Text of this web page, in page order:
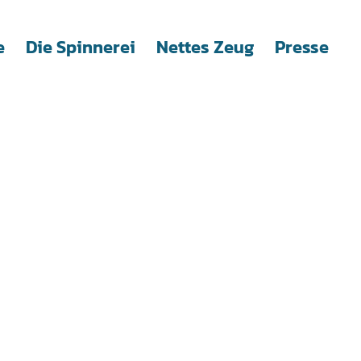
Die Spinnerei Nettes Zeug Presse